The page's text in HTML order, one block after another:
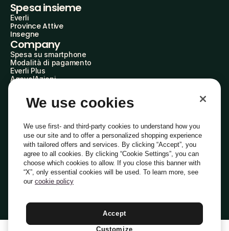
Spesa insieme
Everli
Province Attive
Insegne
Company
Spesa su smartphone
Modalità di pagamento
Everli Plus
AgevolAzioni
Everli Shoppers
Scopri chi siamo
Domande frequenti
Lavora con noi
Diventa Shopper
Investitori
PrivacyCookiePreferenze Cookie
Termini e Condizioni
Italiano
We use cookies
We use first- and third-party cookies to understand how you
use our site and to offer a personalized shopping experience
with tailored offers and services. By clicking “Accept”, you
agree to all cookies. By clicking “Cookie Settings”, you can
choose which cookies to allow. If you close this banner with
“X”, only essential cookies will be used. To learn more, see
our cookie policy
Accept
Customize